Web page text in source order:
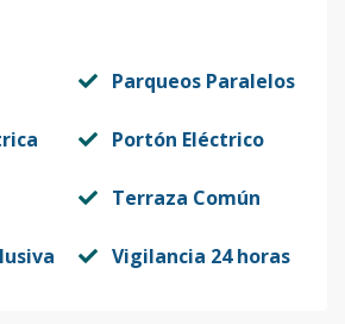
Parqueos Paralelos
Portón Eléctrico
Terraza Común
Vigilancia 24 horas